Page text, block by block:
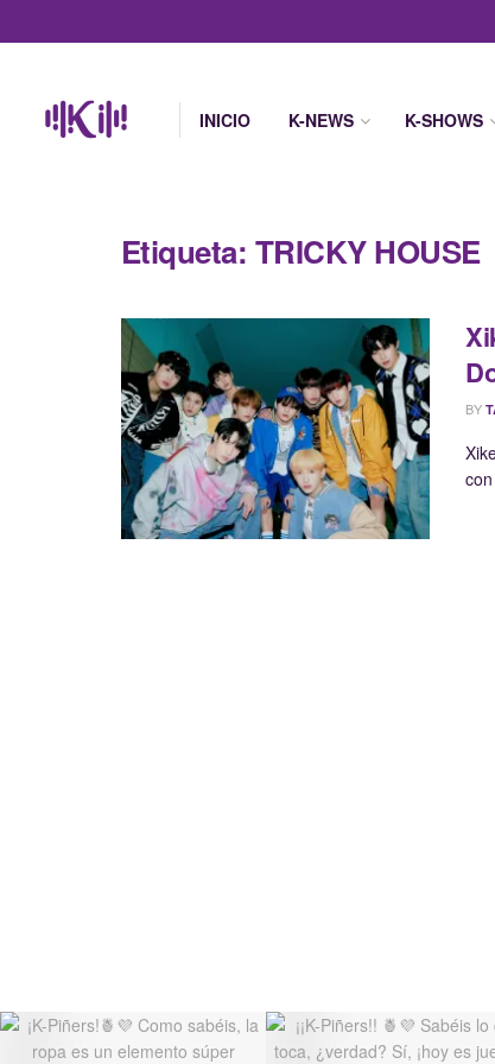
INICIO K-NEWS K-SHOWS
Etiqueta: TRICKY HOUSE
BY